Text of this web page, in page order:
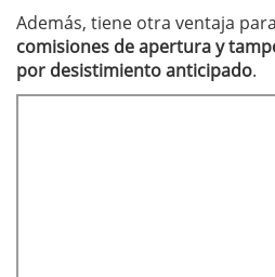
Además, tiene otra ventaja
comisiones de apertura y
por desistimiento anticipado.